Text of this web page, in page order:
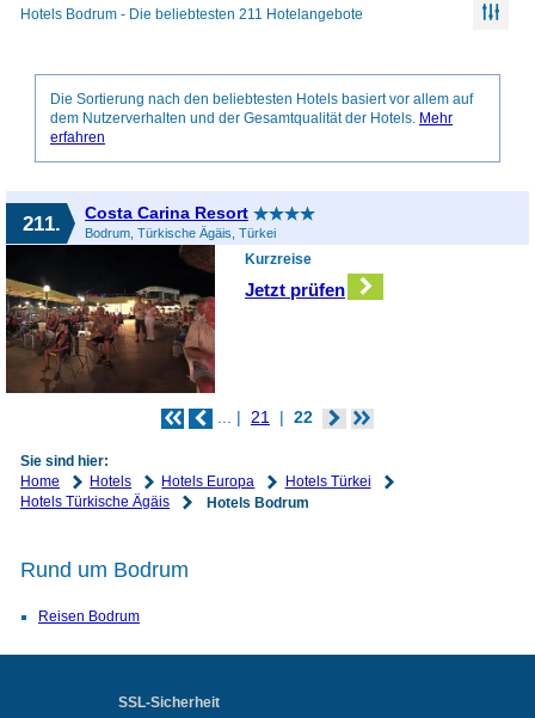
Hotels Bodrum - Die beliebtesten 211 Hotelangebote
Die Sortierung nach den beliebtesten Hotels basiert vor allem auf
dem Nutzerverhalten und der Gesamtqualität der Hotels. Mehr
erfahren
211. Costa Carina Resort
Bodrum, Türkische Ägäis, Türkei
Kurzreise
Jetzt prüfen
... 21 22
Sie sind hier:
Home
Hotels Hotels Europa
Hotels Türkei
Hotels Türkische Ägäis
Hotels Bodrum
Rund um Bodrum
Reisen Bodrum
SSL-Sicherheit